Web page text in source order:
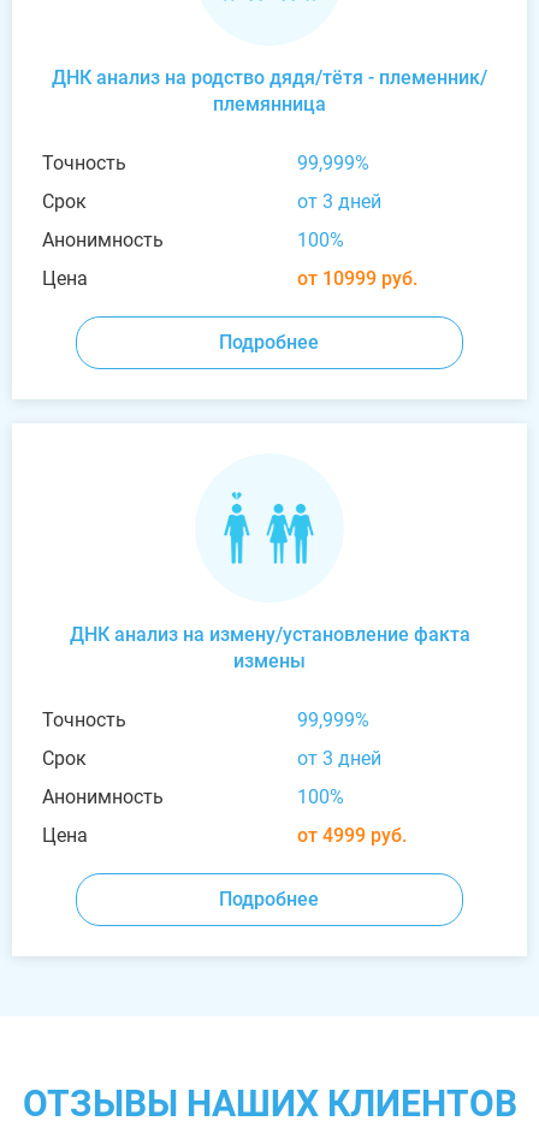
ДНК анализ на родство дядя/тётя - племенник/
племянница
Точность
99,999%
Срок
от 3 дней
Анонимность
100%
Цена
от 10999 руб.
Подробнее
ДНК анализ на измену/установление факта
измены
Точность
99,999%
Срок
от 3 дней
Анонимность
100%
Цена
от 4999 руб.
Подробнее
ОТЗЫВЫ НАШИХ КЛИЕНТОВ